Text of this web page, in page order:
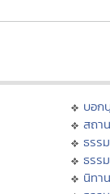
บอ
สถา
ธรร
ธรร
นิทา